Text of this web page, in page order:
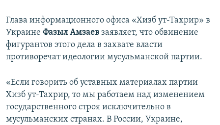
Глава информационного офиса «Хизб ут-Тахрир» в
Украине Фазыл Амзаев заявляет, что обвинение
фигурантов этого дела в захвате власти
противоречат идеологии мусульманской партии.
«Если говорить об уставных материалах партии
Хизб ут-Тахрир, то мы работаем над изменением
государственного строя исключительно в
мусульманских странах. В России, Украине,